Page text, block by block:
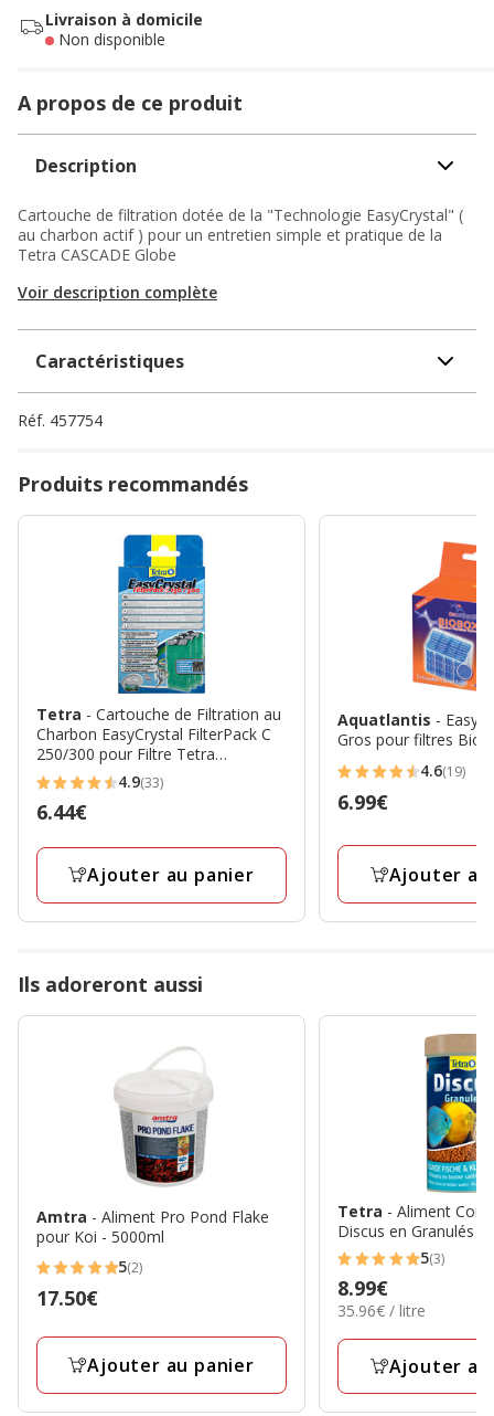
Livraison à domicile
Non disponible
A propos de ce produit
Description
Cartouche de filtration dotée de la "Technologie EasyCrystal" (
au charbon actif ) pour un entretien simple et pratique de la
Tetra CASCADE Globe
Voir description complète
Caractéristiques
Réf. 457754
Produits recommandés
Tetra - Cartouche de Filtration au
Charbon EasyCrystal FilterPack C
250/300 pour Filtre Tetra
EasyCrystal
4.9
étoiles
avec
avis
4.9(33)
Prix
6.44€
Ajouter au panier
Aquatlantis -
Gros pour filtres
4.6
étoiles
4.6(19)
Prix
6.99€
Ajouter
Ils adoreront aussi
Amtra - Aliment Pro Pond Flake
pour Koi - 5000ml
5
étoiles
avec
avis
5(2)
Prix
17.50€
Ajouter au panier
Tetra - Aliment
Discus en Granulés
5
étoiles
avec
3
5(3)
Prix
8.99€
8.99€
35.96€
Litre
35.96€ / litre
Ajouter